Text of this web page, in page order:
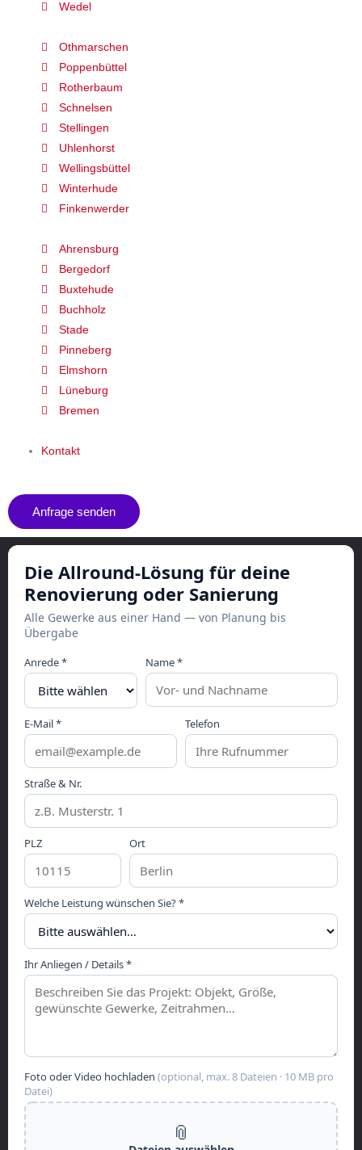
Wedel
Othmarschen
Poppenbüttel
Rotherbaum
Schnelsen
Stellingen
Uhlenhorst
Wellingsbüttel
Winterhude
Finkenwerder
Ahrensburg
Bergedorf
Buxtehude
Buchholz
Stade
Pinneberg
Elmshorn
Lüneburg
Bremen
Kontakt
Anfrage senden